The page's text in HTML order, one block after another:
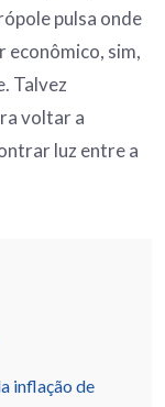
pulsa onde
econômico, sim,
Talvez
voltar a
luz entre a
inflação de